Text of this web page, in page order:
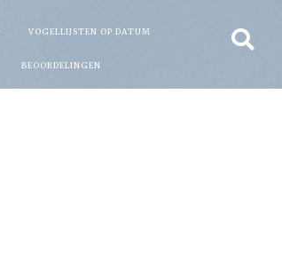
VOGELLIJSTEN OP DATUM
BEOORDELINGEN